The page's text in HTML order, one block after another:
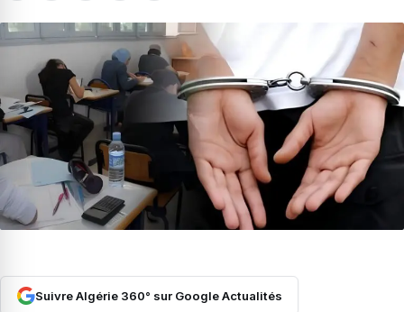
Suivre Algérie 360° sur Google Actualités